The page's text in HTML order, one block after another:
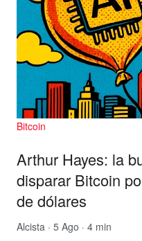
Bitcoin
Arthur Hayes: la
disparar Bitcoin
de dólares
Alcista · 5 Ago · 4 min